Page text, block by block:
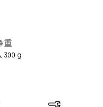
重
300 g